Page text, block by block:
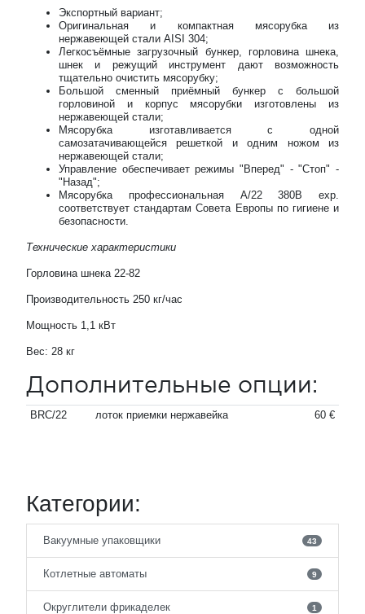
Экспортный вариант;
Оригинальная и компактная мясорубка из
нержавеющей стали AISI 304;
Легкосъёмные загрузочный бункер, горловина шнека,
шнек и режущий инструмент дают возможность
тщательно очистить мясорубку;
Большой сменный приёмный бункер с большой
горловиной и корпус мясорубки изготовлены из
нержавеющей стали;
Мясорубка изготавливается с одной
самозатачивающейся решеткой и одним ножом из
нержавеющей стали;
Управление обеспечивает режимы "Вперед" - "Стоп" -
"Назад";
Мясорубка профессиональная A/22 380В exp.
соответствует стандартам Совета Европы по гигиене и
безопасности.
Технические характеристики
Горловина шнека 22-82
Производительность 250 кг/час
Мощность 1,1 кВт
Вес: 28 кг
Дополнительные опции:
BRC/22 лоток приемки нержавейка 60 €
Категории:
Вакуумные упаковщики 43
Котлетные автоматы 9
Округлители фрикаделек 1